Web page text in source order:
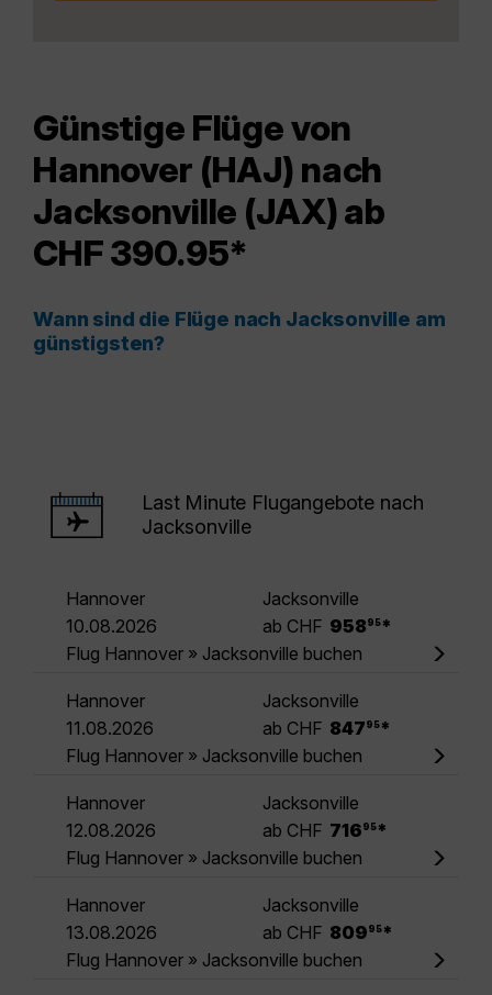
Günstige Flüge von
Hannover (HAJ) nach
Jacksonville (JAX) ab
CHF 390.95*
Wann sind die Flüge nach Jacksonville am
günstigsten?
Last Minute Flugangebote nach
Jacksonville
Hannover
Jacksonville
10.08.2026
ab CHF 958 95 *
Flug Hannover » Jacksonville buchen
Hannover
Jacksonville
11.08.2026
ab CHF 847 95 *
Flug Hannover » Jacksonville buchen
Hannover
Jacksonville
12.08.2026
ab CHF 716 95 *
Flug Hannover » Jacksonville buchen
Hannover
Jacksonville
13.08.2026
ab CHF 809 95 *
Flug Hannover » Jacksonville buchen